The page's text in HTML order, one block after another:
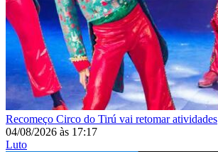
Recomeço Circo do Tirú vai retomar atividades
04/08/2026 às 17:17
Luto